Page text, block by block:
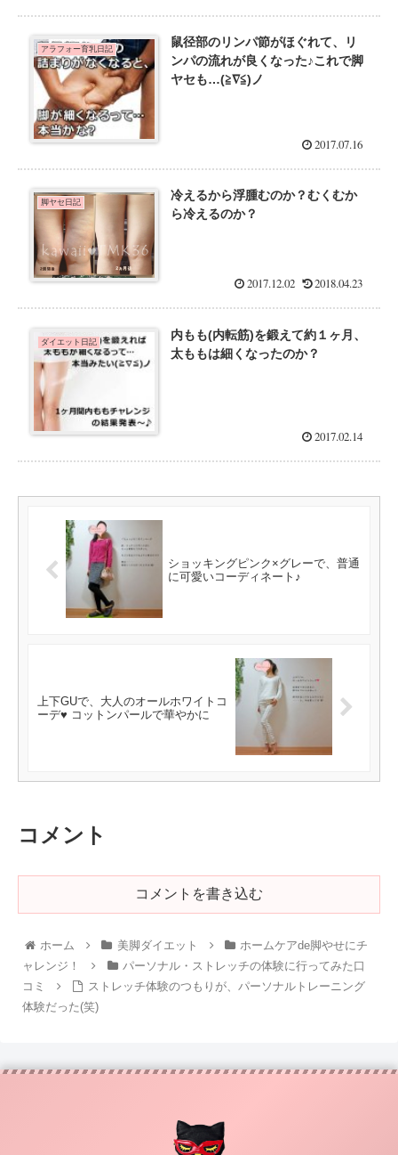
アラフォー育乳日記
鼠径部のリンパ節がほぐれて、リ
ンパの流れが良くなった♪これで脚
ヤセも…(≧∇≦)ノ
2017.07.16
脚ヤセ日記
冷えるから浮腫むのか？むくむか
ら冷えるのか？
2017.12.02 2018.04.23
ダイエット日記
内もも(内転筋)を鍛えて約１ヶ月、
太ももは細くなったのか？
2017.02.14
ショッキングピンク×グレーで、普通
に可愛いコーディネート♪
上下GUで、大人のオールホワイトコ
ーデ♥ コットンパールで華やかに
コメント
コメントを書き込む
ホーム 美脚ダイエット
ホームケアde脚やせにチ
ャレンジ！
パーソナル・ストレッチの体験に行ってみた口
コミ
ストレッチ体験のつもりが、パーソナルトレーニング
体験だった(笑)